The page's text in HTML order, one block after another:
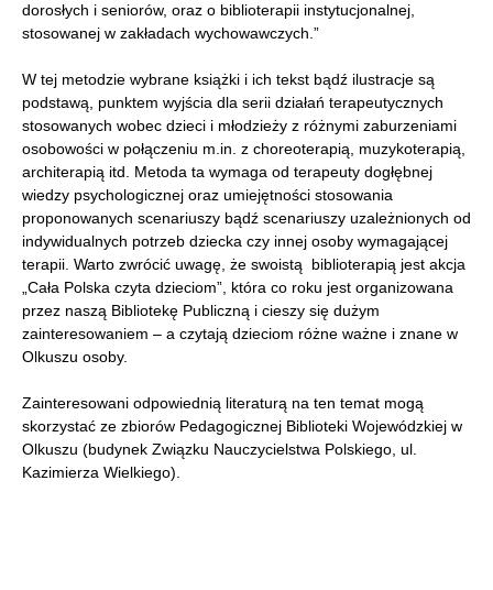
dorosłych i seniorów, oraz o biblioterapii instytucjonalnej,
stosowanej w zakładach wychowawczych.”
W tej metodzie wybrane książki i ich tekst bądź ilustracje są
podstawą, punktem wyjścia dla serii działań terapeutycznych
stosowanych wobec dzieci i młodzieży z różnymi zaburzeniami
osobowości w połączeniu m.in. z choreoterapią, muzykoterapią,
architerapią itd. Metoda ta wymaga od terapeuty dogłębnej
wiedzy psychologicznej oraz umiejętności stosowania
proponowanych scenariuszy bądź scenariuszy uzależnionych od
indywidualnych potrzeb dziecka czy innej osoby wymagającej
terapii. Warto zwrócić uwagę, że swoistą biblioterapią jest akcja
„Cała Polska czyta dzieciom”, która co roku jest organizowana
przez naszą Bibliotekę Publiczną i cieszy się dużym
zainteresowaniem – a czytają dzieciom różne ważne i znane w
Olkuszu osoby.
Zainteresowani odpowiednią literaturą na ten temat mogą
skorzystać ze zbiorów Pedagogicznej Biblioteki Wojewódzkiej w
Olkuszu (budynek Związku Nauczycielstwa Polskiego, ul.
Kazimierza Wielkiego).